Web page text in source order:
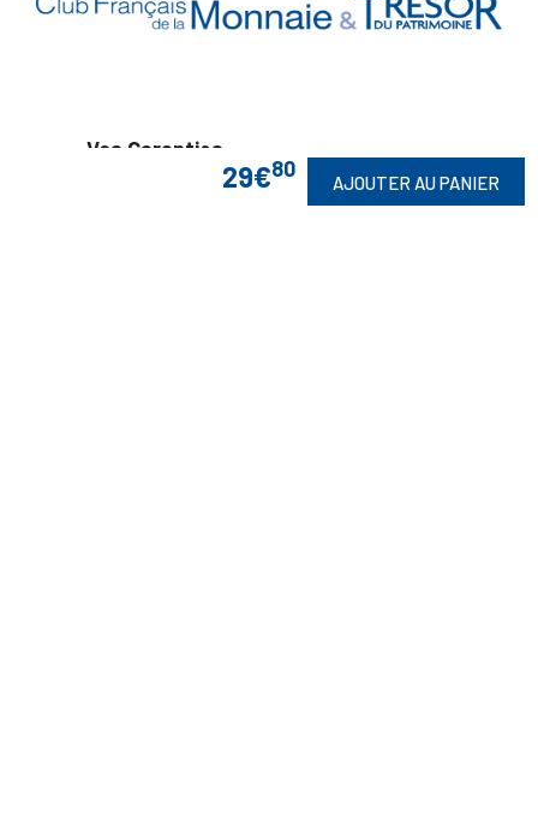
29€80
AJOUTER AU PANIER
Vos Garanties 
